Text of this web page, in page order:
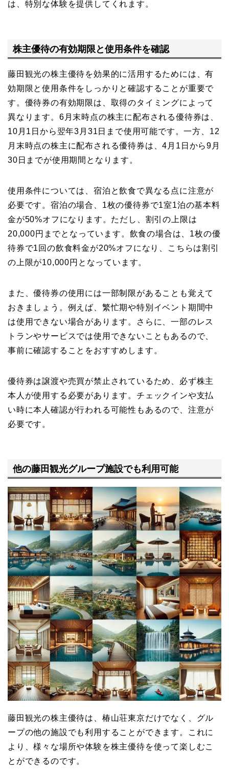
は、特別な体験を提供してくれます。
株主優待の有効期限と使用条件を確認
藤田観光の株主優待を効果的に活用するためには、有
効期限と使用条件をしっかりと確認することが重要で
す。優待券の有効期限は、取得のタイミングによって
異なります。6月末時点の株主に配布される優待券は、
10月1日から翌年3月31日まで使用可能です。一方、12
月末時点の株主に配布される優待券は、4月1日から9月
30日までが使用期間となります。
使用条件については、宿泊と飲食で異なる点に注意が
必要です。宿泊の場合、1枚の優待券で1室1泊の基本料
金が50%オフになります。ただし、割引の上限は
20,000円までとなっています。飲食の場合は、1枚の優
待券で1回の飲食料金が20%オフになり、こちらは割引
の上限が10,000円となっています。
また、優待券の使用には一部制限があることも覚えて
おきましょう。例えば、繁忙期や特別イベント期間中
は使用できない場合があります。さらに、一部のレス
トランやサービスでは使用できないこともあるので、
事前に確認することをおすすめします。
優待券は譲渡や売買が禁止されているため、必ず株主
本人が使用する必要があります。チェックインや支払
い時に本人確認が行われる可能性もあるので、注意が
必要です。
他の藤田観光グループ施設でも利用可能
藤田観光の株主優待は、椿山荘東京だけでなく、グル
ープの他の施設でも利用することができます。これに
より、様々な場所や体験を株主優待を使って楽しむこ
とができるのです。